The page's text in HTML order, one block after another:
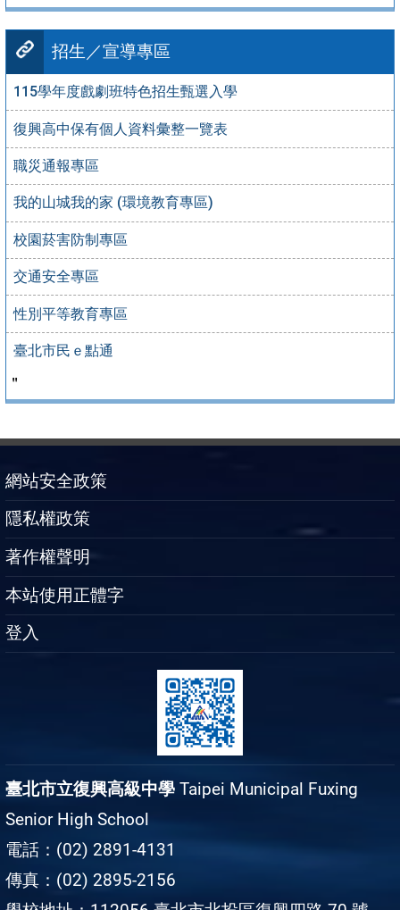
招生／宣導專區
115學年度戲劇班特色招生甄選入學
復興高中保有個人資料彙整一覽表
職災通報專區
我的山城我的家 (環境教育專區)
校園菸害防制專區
交通安全專區
性別平等教育專區
臺北市民ｅ點通
＂
網站安全政策
隱私權政策
著作權聲明
本站使用正體字
登入
臺北市立復興高級中學 Taipei Municipal Fuxing
Senior High School
電話：(02) 2891-4131
傳真：(02) 2895-2156